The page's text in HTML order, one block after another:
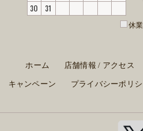
30
31
休
ホーム 店舗情報 / アクセス
キャンペーン プライバシーポリ